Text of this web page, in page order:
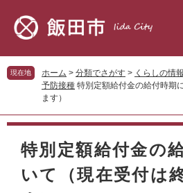
先
頭
を
飛
て
現在地 ホーム > 分類でさがす > くらしの情報
予防接種 特別定額給付金の給付時期
ます）
本
特別定額給付金の
いて（現在受付は